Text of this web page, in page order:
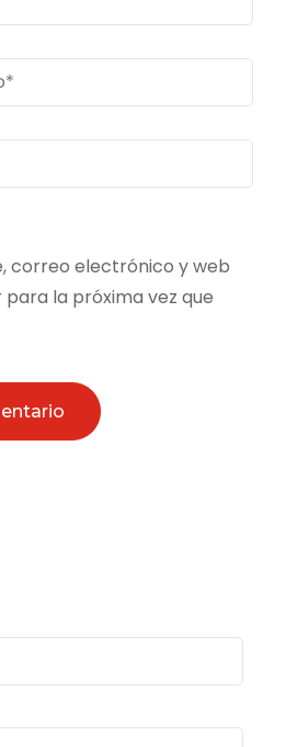
correo electrónico y web
la próxima vez que